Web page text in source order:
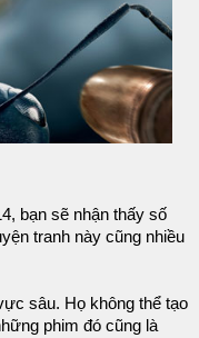
bạn sẽ nhận thấy số
tranh này cũng nhiều
sâu. Họ không thể tạo
phim đó cũng là